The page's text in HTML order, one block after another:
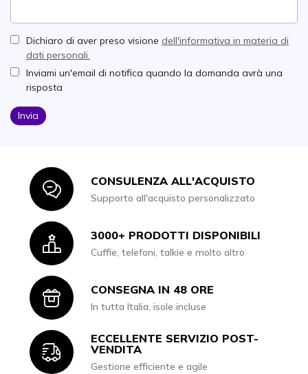
Dichiaro di aver preso visione dell'informativa in materia di
dati personali.
Inviami un'email di notifica quando la domanda avrà una
risposta
Invia
IconCONSULENZA ALL'ACQUISTO
Supporto all'acquisto personalizzato
Icon3000+ PRODOTTI DISPONIBILI
Cuffie, telefoni, talkie e molto altro
IconCONSEGNA IN 48 ORE
In tutta Italia, isole incluse
Icon
ECCELLENTE SERVIZIO POST-
VENDITA
Gestione efficiente e agile